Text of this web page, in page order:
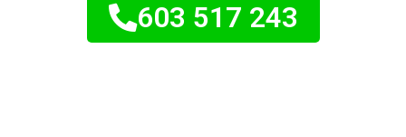
603 517 243